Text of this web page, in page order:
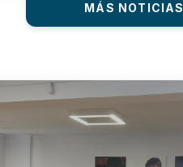
MÁS NOTICIAS